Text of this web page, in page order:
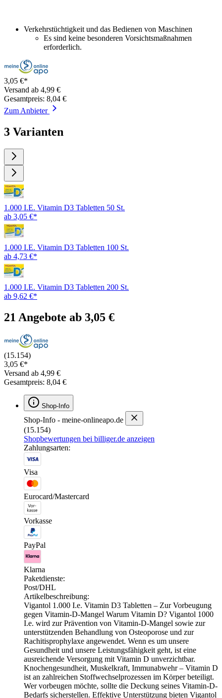
Verkehrstüchtigkeit und das Bedienen von Maschinen
Es sind keine besonderen Vorsichtsmaßnahmen
erforderlich.
3,05 €*
Versand ab 4,99 €
Gesamtpreis: 8,04 €
Zum Anbieter
3 Varianten
1.000 I.E. Vitamin D3 Tabletten 50 St.
ab 3,05 €*
1.000 I.E. Vitamin D3 Tabletten 100 St.
ab 4,73 €*
1.000 I.E. Vitamin D3 Tabletten 200 St.
ab 9,62 €*
21 Angebote ab 3,05 €
(15.154)
3,05 €*
Versand ab 4,99 €
Gesamtpreis: 8,04 €
Shop-Info
Shop-Info - meine-onlineapo.de
(15.154)
Shopbewertungen bei billiger.de anzeigen
Zahlungsarten:
Visa
Eurocard/Mastercard
Vorkasse
PayPal
Klarna
Paketdienste:
Post/DHL
Artikelbeschreibung:
Vigantol 1.000 I.e. Vitamin D3 Tabletten – Zur Vorbeugung
gegen Vitamin-D-Mangel Warum Vitamin D? Vigantol 1000
I.e. wird zur Prävention von Vitamin-D-Mangel sowie zur
unterstützenden Behandlung von Osteoporose und zur
Rachitisprophylaxe angewendet. Wenn es um unsere
Gesundheit und unsere Leistungsfähigkeit geht, ist eine
ausreichende Versorgung mit Vitamin D unverzichtbar.
Knochengesundheit, Muskelkraft, Immunabwehr – Vitamin D
ist an zahlreichen Stoffwechselprozessen im Körper beteiligt.
Wer vorbeugen möchte, sollte die Deckung seines Vitamin-D-
Bedarfs sicherstellen. Effektive Unterstützung bieten Vigantol